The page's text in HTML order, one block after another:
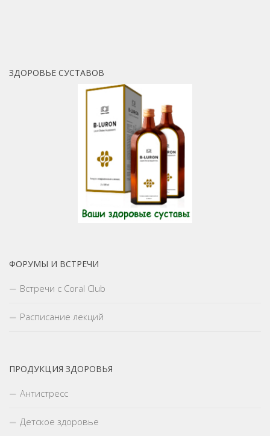
ЗДОРОВЬЕ СУСТАВОВ
ФОРУМЫ И ВСТРЕЧИ
Встречи с Coral Club
Расписание лекций
ПРОДУКЦИЯ ЗДОРОВЬЯ
Антистресс
Детское здоровье